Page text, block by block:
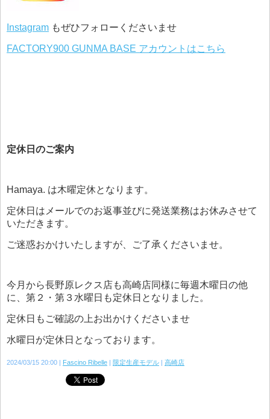
Instagram もぜひフォローくださいませ
FACTORY900 GUNMA BASE アカウントはこちら
定休日のご案内
Hamaya. は木曜定休となります。
定休日はメールでのお返事並びに発送業務はお休みさせて
いただきます。
ご迷惑おかけいたしますが、ご了承くださいませ。
今月から長野原レクス店も高崎店同様に毎週木曜日の他
に、第２・第３水曜日も定休日となりました。
定休日もご確認の上お出かけくださいませ
水曜日が定休日となっております。
2024/03/15 20:00 Fascino Ribelle 限定生産モデル 高崎店